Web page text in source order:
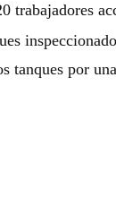
trabajadores
tanques por